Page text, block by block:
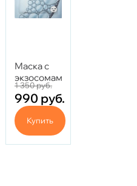
Маска с
экзосомами
Asce -
Soothing
Gel Mask
38 гр.
1 350руб.
990 руб.
Купить